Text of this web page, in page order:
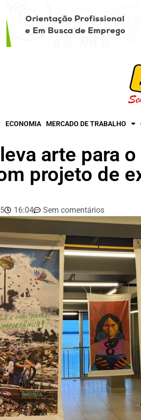
ECONOMIA MERCADO DE TRABALHO
arte para
projeto de
16:04 Sem comentários